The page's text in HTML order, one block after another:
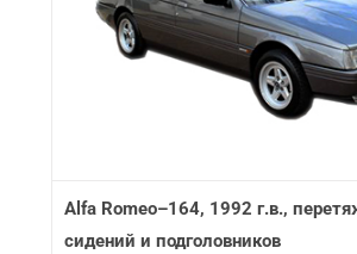
Alfa Romeo–164, 1992 г.в.,
сидений и подголовников